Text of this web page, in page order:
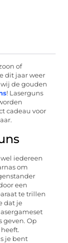
of
dit jaar weer
de gouden
! Laserguns
cadeau voor
iedereen
om
een
te trillen
dat je
geven. Op
je bent